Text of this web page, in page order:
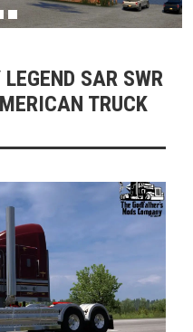
SAR SWR
TRUCK